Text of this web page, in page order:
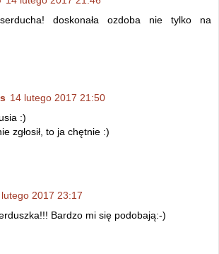
doskonała ozdoba nie tylko na
14 lutego 2017 21:50
:)
zgłosił, to ja chętnie :)
2017 23:17
Bardzo mi się podobają:-)